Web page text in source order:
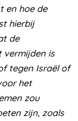
en hoe de
hierbij
de
vermijden is
tegen Israël of
het
zou
zijn, zoals